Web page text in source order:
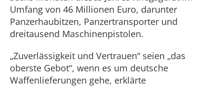
Umfang von 46 Millionen Euro, darunter
Panzerhaubitzen, Panzertransporter und
dreitausend Maschinenpistolen.
„Zuverlässigkeit und Vertrauen“ seien „das
oberste Gebot“, wenn es um deutsche
Waffenlieferungen gehe, erklärte